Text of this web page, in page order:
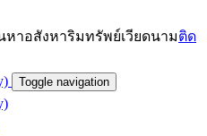
หาอสังหาริมทรัพย์เวียดนามติด
Toggle navigation